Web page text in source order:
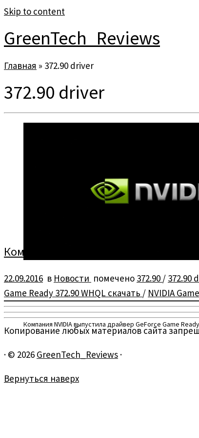
Skip to content
GreenTech_Reviews
Главная » 372.90 driver
372.90 driver
Компания NVIDIA выпустила драйвер GeForce Game
Компания NVIDIA выпустила драйвер
22.09.2016 в Новости помечено 372.90 / 372.90
Game Ready 372.90 WHQL скачать / NVIDIA
Копирование любых материалов сайта
· © 2026 GreenTech_Reviews ·
Вернуться наверх